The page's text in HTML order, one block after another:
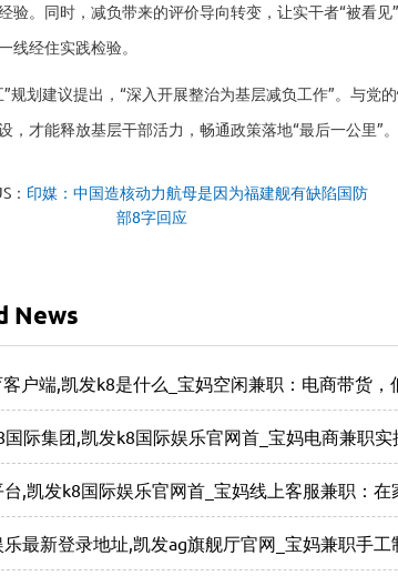
验。同时，减负带来的评价导向转变，让实干者“被看
线经住实践检验。
划建议提出，“深入开展整治为基层减负工作”。与党
，才能释放基层干部活力，畅通政策落地“最后一公里”。
： 印媒：中国造核动力航母是因为福建舰有缺陷国防
部8字回应
News
户端,凯发k8是什么_宝妈空闲兼职：电商带货
国际集团,凯发k8国际娱乐官网首_宝妈电商兼职
,凯发k8国际娱乐官网首_宝妈线上客服兼职：
最新登录地址,凯发ag旗舰厅官网_宝妈兼职手